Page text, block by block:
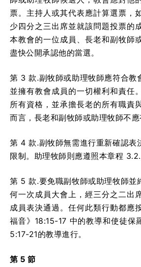
票。主持人或其代表應計算選票，
少四分之三出席並就該問題投票的
本教會的一位成員、長老和副牧師
盡快公開承認他的當選。
第 3 款.副牧師或助理牧師應符合教
並擁有教會成員的一切權利和責任
所有資格，並承擔長老的所有職責
而言，長老和副牧師或助理牧師不應
第 4 款.副牧師無需進行重新確認表
限制。助理牧師則應遵照本章程
第 5 款.要免職副牧師或助理牧師並
何一次成員大會上，經三分之二出
成員表決通過。任何此類行動都應
福音》18:15-17 中的教導和使徒保
5:17-21的教導進行。
第 5 節